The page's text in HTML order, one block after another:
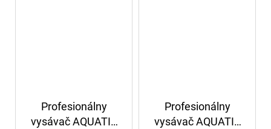
Profesionálny
vysávač AQUATIX
Profesionálny
vysávač AQUATIX